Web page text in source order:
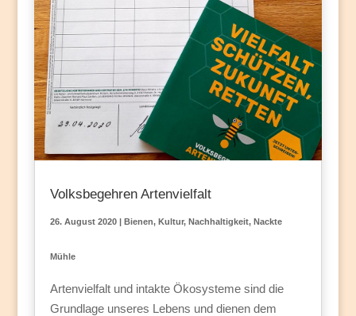
Volksbegehren Artenvielfalt
26. August 2020| Bienen, Kultur, Nachhaltigkeit, Nackte
Mühle
Artenvielfalt und intakte Ökosysteme sind die
Grundlage unseres Lebens und dienen dem